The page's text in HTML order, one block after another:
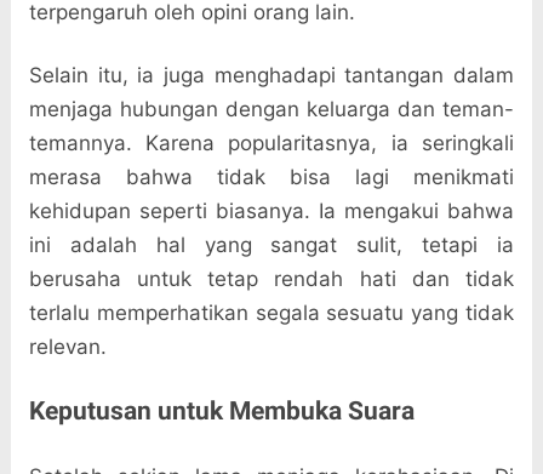
terpengaruh oleh opini orang lain.
Selain itu, ia juga menghadapi tantangan dalam
menjaga hubungan dengan keluarga dan teman-
temannya. Karena popularitasnya, ia seringkali
merasa bahwa tidak bisa lagi menikmati
kehidupan seperti biasanya. Ia mengakui bahwa
ini adalah hal yang sangat sulit, tetapi ia
berusaha untuk tetap rendah hati dan tidak
terlalu memperhatikan segala sesuatu yang tidak
relevan.
Keputusan untuk Membuka Suara